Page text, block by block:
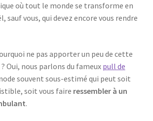
où tout le monde se transforme en
sauf vous, qui devez encore vous rendre
ne pas apporter un peu de cette
? Oui, nous parlons du fameux pull de
souvent sous-estimé qui peut soit
soit vous faire ressembler à un
.